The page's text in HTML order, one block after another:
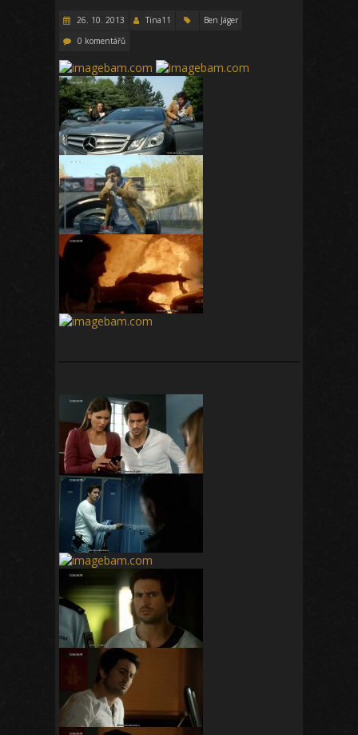
26. 10. 2013 Tina11
Ben Jäger
0 komentářů